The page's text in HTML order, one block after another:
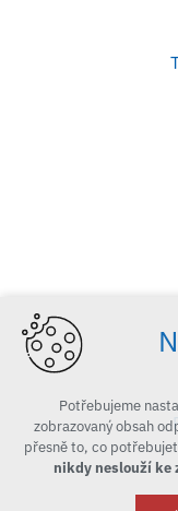
Potřebujeme
zobrazovaný obsah
přesně to, co
nikdy neslouží